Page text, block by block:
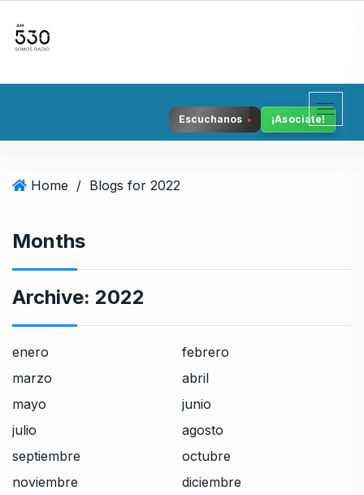
Escuchanos ¡Asociate!
Home / Blogs for 2022
Months
Archive: 2022
enero
febrero
marzo
abril
mayo
junio
julio
agosto
septiembre
octubre
noviembre
diciembre